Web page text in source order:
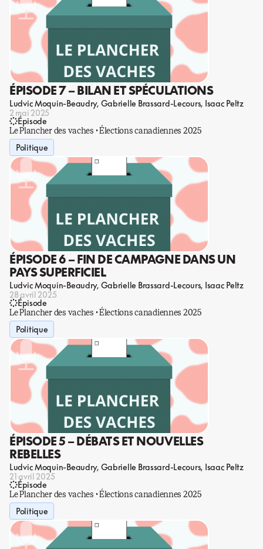
ÉPISODE 7 – BILAN ET SPÉCULATIONS
Ludvic Moquin-Beaudry Gabrielle Brassard-Lecours Isaac Peltz
2 mai 2025
Épisode
Le Plancher des vaches · Élections canadiennes 2025
Politique
ÉPISODE 6 – FIN DE CAMPAGNE DANS UN
PAYS SUPERFICIEL
Ludvic Moquin-Beaudry Gabrielle Brassard-Lecours Isaac Peltz
28 avril 2025
Épisode
Le Plancher des vaches · Élections canadiennes 2025
Politique
ÉPISODE 5 – DÉBATS ET NOUVELLES
REBELLES
Ludvic Moquin-Beaudry Gabrielle Brassard-Lecours Isaac Peltz
21 avril 2025
Épisode
Le Plancher des vaches · Élections canadiennes 2025
Politique